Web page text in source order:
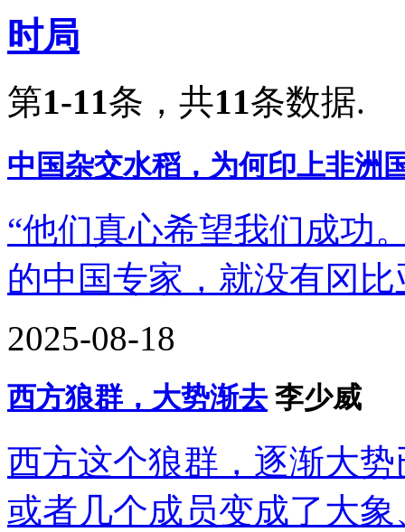
时局
第1-11条，共11条数据.
中国杂交水稻，为何印上非洲
“他们真心希望我们成功
的中国专家，就没有冈
2025-08-18
西方狼群，大势渐去 李少威
西方这个狼群，逐渐大
或者几个成员变成了大